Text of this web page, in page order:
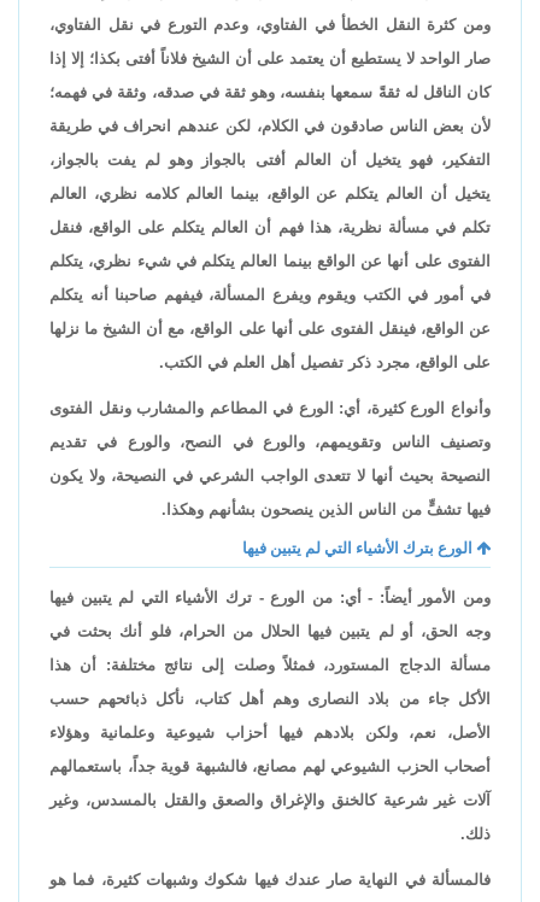
ومن كثرة النقل الخطأ في الفتاوي، وعدم التورع في نقل الفتاوي،
صار الواحد لا يستطيع أن يعتمد على أن الشيخ فلاناً أفتى بكذا؛ إلا إذا
كان الناقل له ثقةً سمعها بنفسه، وهو ثقة في صدقه، وثقة في فهمه؛
لأن بعض الناس صادقون في الكلام، لكن عندهم انحراف في طريقة
التفكير، فهو يتخيل أن العالم أفتى بالجواز وهو لم يفت بالجواز،
يتخيل أن العالم يتكلم عن الواقع، بينما العالم كلامه نظري، العالم
تكلم في مسألة نظرية، هذا فهم أن العالم يتكلم على الواقع، فنقل
الفتوى على أنها عن الواقع بينما العالم يتكلم في شيء نظري، يتكلم
في أمور في الكتب ويقوم ويفرع المسألة، فيفهم صاحبنا أنه يتكلم
عن الواقع، فينقل الفتوى على أنها على الواقع، مع أن الشيخ ما نزلها
على الواقع، مجرد ذكر تفصيل أهل العلم في الكتب.
وأنواع الورع كثيرة، أي: الورع في المطاعم والمشارب ونقل الفتوى
وتصنيف الناس وتقويمهم، والورع في النصح، والورع في تقديم
النصيحة بحيث أنها لا تتعدى الواجب الشرعي في النصيحة، ولا يكون
فيها تشفٍّ من الناس الذين ينصحون بشأنهم وهكذا.
الورع بترك الأشياء التي لم يتبين فيها
ومن الأمور أيضاً: - أي: من الورع - ترك الأشياء التي لم يتبين فيها
وجه الحق، أو لم يتبين فيها الحلال من الحرام، فلو أنك بحثت في
مسألة الدجاج المستورد، فمثلاً وصلت إلى نتائج مختلفة: أن هذا
الأكل جاء من بلاد النصارى وهم أهل كتاب، نأكل ذبائحهم حسب
الأصل، نعم، ولكن بلادهم فيها أحزاب شيوعية وعلمانية وهؤلاء
أصحاب الحزب الشيوعي لهم مصانع، فالشبهة قوية جداً، باستعمالهم
آلات غير شرعية كالخنق والإغراق والصعق والقتل بالمسدس، وغير
ذلك.
فالمسألة في النهاية صار عندك فيها شكوك وشبهات كثيرة، فما هو